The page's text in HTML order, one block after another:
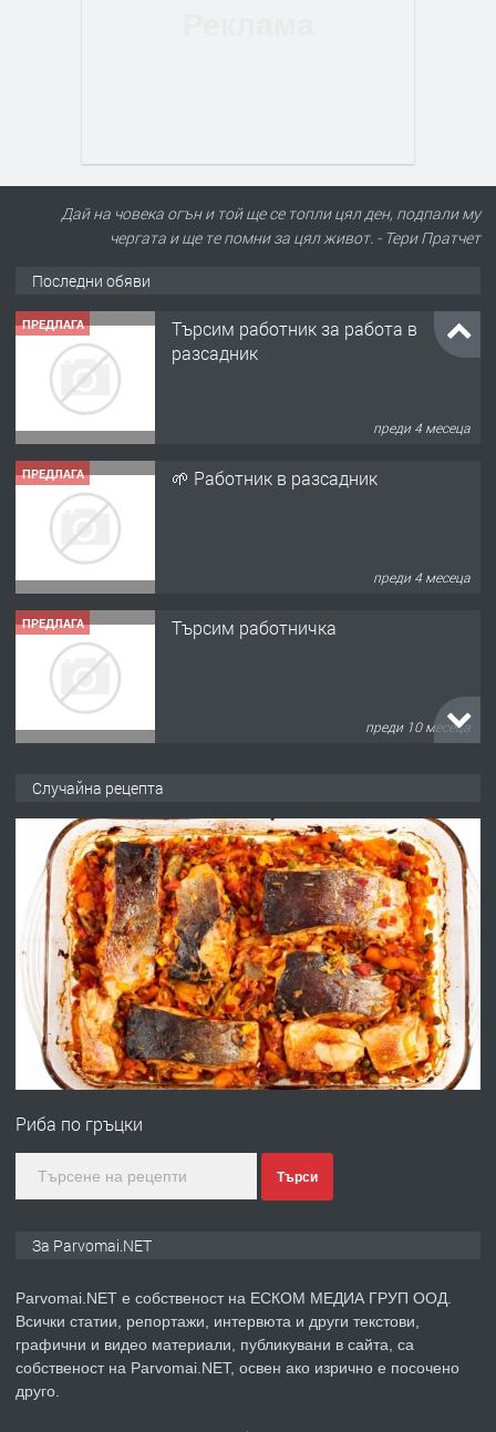
Дай на човека огън и той ще се топли цял ден, подпали му
чергата и ще те помни за цял живот. - Тери Пратчет
Последни обяви
ПРЕДЛАГА 🌱 Работник в разсадник
преди 4 месеца
ПРЕДЛАГА Търсим работничка
преди 10 месеца
ПРЕДЛАГА
Продава употребявани чисти и
преди 1 година
преди 1 година
ПРЕДЛАГА
Първи поход "По стъпките на Ангел
Войвода"
преди 1 година
ПРЕДЛАГА
Монтажник на малки детайли за
преди 1 година
ПРЕДЛАГА
Продавам апартамент - гр.
Случайна рецепта
Риба по гръцки
Търси
За Parvomai.NET
Parvomai.NET е собственост на ЕСКОМ МЕДИА ГРУП ООД.
Всички статии, репортажи, интервюта и други текстови,
графични и видео материали, публикувани в сайта, са
собственост на Parvomai.NET, освен ако изрично е посочено
друго.